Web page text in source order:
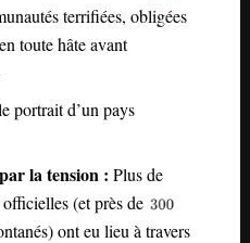
terrifiées, obligées
toute hâte avant
portrait d’un pays
la tension : Plus de
(et près de
ont eu lieu à travers